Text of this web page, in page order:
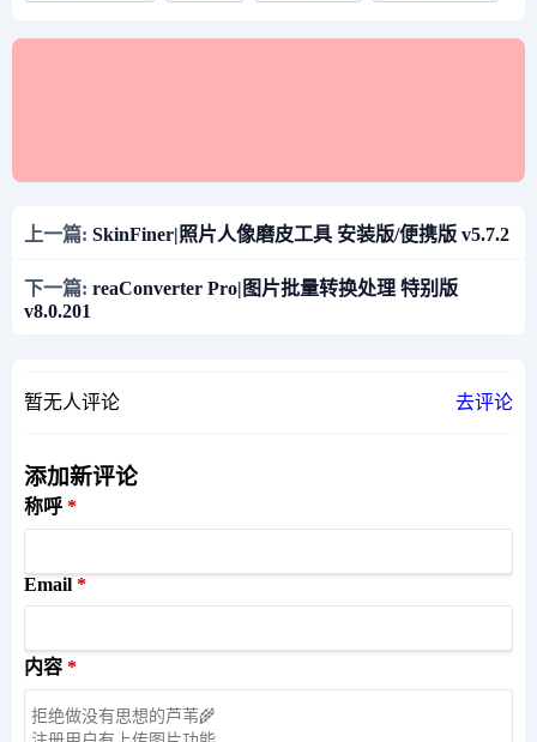
上一篇: SkinFiner|照片人像磨皮工具 安装版/便携版 v5.7.2
下一篇: reaConverter Pro|图片批量转换处理 特别版
v8.0.201
暂无人评论 去评论
添加新评论
称呼
Email
内容